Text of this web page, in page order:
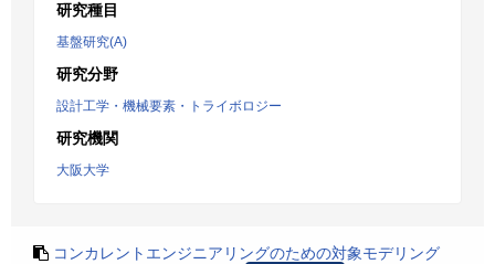
研究種目
基盤研究(A)
研究分野
設計工学・機械要素・トライボロジー
研究機関
大阪大学
コンカレントエンジニアリングのための対象モデリング